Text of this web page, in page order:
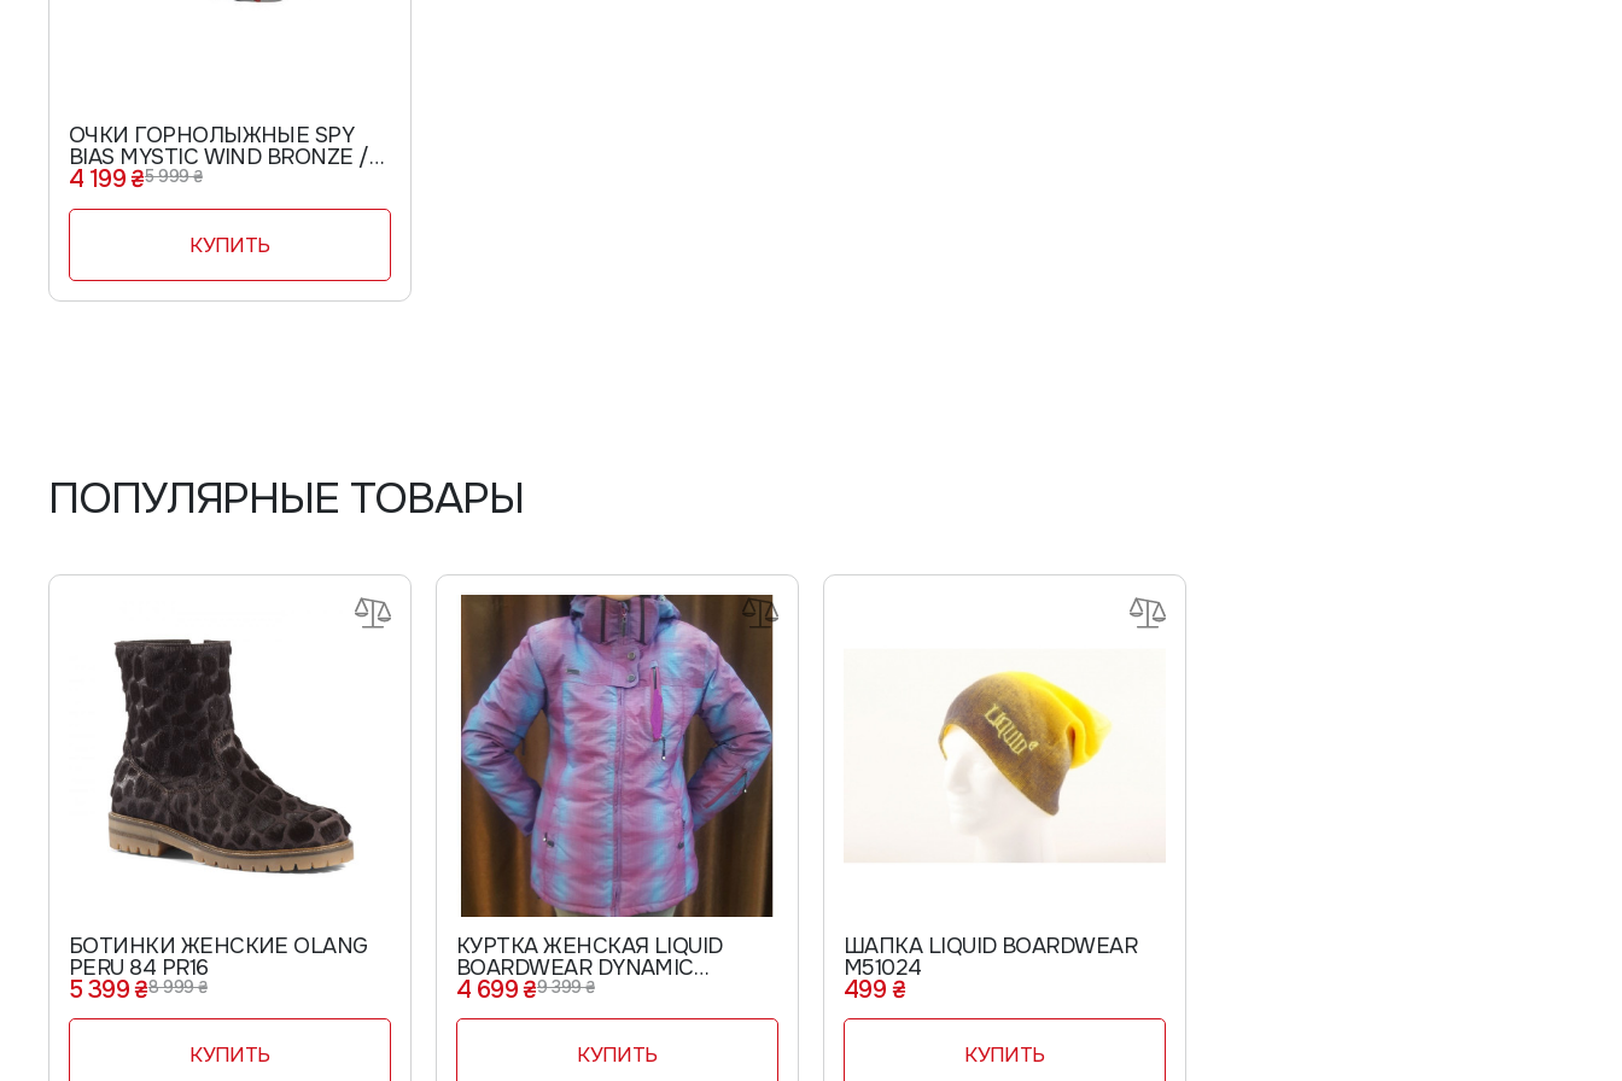
ОЧКИ ГОРНОЛЫЖНЫЕ SPY
BIAS MYSTIC WIND BRONZE /
SILVER MIRROR + PERSIMMON
4 199 ₴5 999 ₴
КУПИТЬ
ПОПУЛЯРНЫЕ ТОВАРЫ
БОТИНКИ ЖЕНСКИЕ OLANG
PERU 84 PR16
5 399 ₴8 999 ₴
КУПИТЬ
КУРТКА ЖЕНСКАЯ LIQUID
BOARDWEAR DYNAMIC
AMARATH W23003
4 699 ₴9 399 ₴
КУПИТЬ
ШАПКА LIQUID BOARDWEAR
M51024
499 ₴
КУПИТЬ